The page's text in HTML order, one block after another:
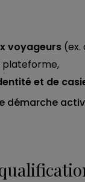
voyageurs
plateforme,
et de
démarche